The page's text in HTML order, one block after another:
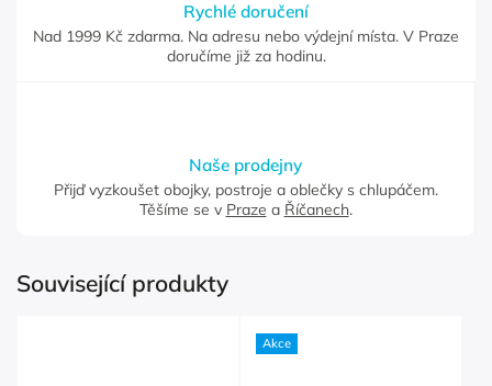
Rychlé doručení
Nad 1999 Kč zdarma. Na adresu nebo výdejní místa. V Praze
doručíme již za hodinu.
Naše prodejny
Přijď vyzkoušet obojky, postroje a oblečky s chlupáčem.
Těšíme se v Praze a Říčanech.
Související produkty
Akce